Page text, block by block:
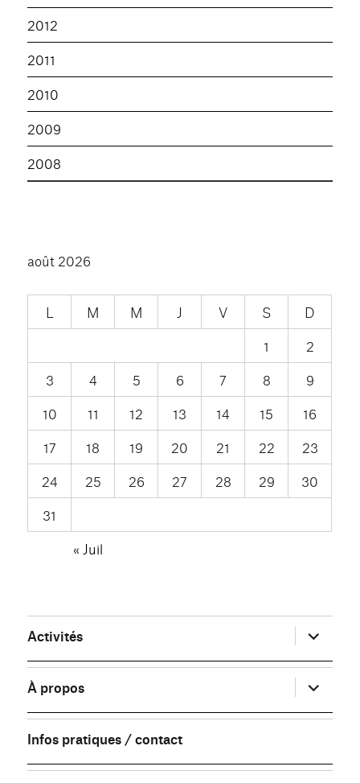
2012
2011
2010
2009
2008
août 2026
L M M J V S
D
1
2
3
4 5 6 7 8
9
10
11 12 13 14 15
16
17
18 19 20 21 22
23
24
25 26 27 28 29
30
31
« Juil
Activités ouvrir
le
sous-
menu
À propos
ouvrir
le
sous-
menu
Infos pratiques / contact